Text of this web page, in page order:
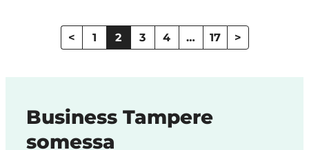
sivutus
< 1 2 3 4 … 17 >
Business Tampere
somessa